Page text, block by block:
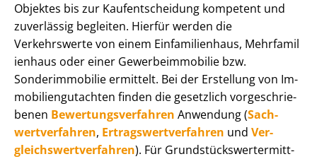
Objektes bis zur Kauf­ent­schei­dung kompetent und
zuverlässig begleiten. Hierfür werden die
Verkehrswerte von einem Einfamilienhaus, Mehr­fa­mi­l
i­en­haus oder einer Ge­wer­be­im­mo­bi­lie bzw.
Sonderimmobilie ermittelt. Bei der Erstellung von Im­
mo­bi­li­en­gut­ach­ten finden die gesetzlich vor­ge­schrie­
be­nen Be­wer­tungs­ver­fah­ren Anwendung (Sach­
wert­ver­fah­ren, Er­trags­wert­ver­fah­ren und Ver­
gleichs­wert­ver­fah­ren). Für Grund­stücks­wert­ermitt­